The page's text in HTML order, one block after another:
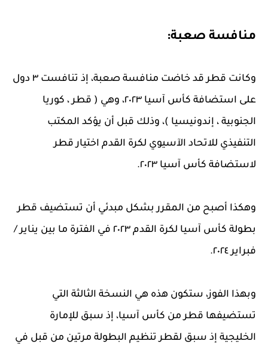
منافسة صعبة:
وكانت قطر قد خاضت منافسة صعبة، إذ تنافست ٣ دول
على استضافة كأس آسيا ٢٠٢٣، وهي ( قطر ، كوريا
الجنوبية ، إندونيسيا )، وذلك قبل أن يؤكد المكتب
التنفيذي للاتحاد الآسيوي لكرة القدم اختيار قطر
لاستضافة كأس آسيا ٢٠٢٣.
وهكذا أصبح من المقرر بشكل مبدئي أن تستضيف قطر
بطولة كأس آسيا لكرة القدم ٢٠٢٣ في الفترة ما بين يناير /
فبراير ٢٠٢٤.
وبهذا الفوز، ستكون هذه هي النسخة الثالثة التي
تستضيفها قطر من كأس آسيا، إذ سبق للإمارة
الخليجية إذ سبق لقطر تنظيم البطولة مرتين من قبل في